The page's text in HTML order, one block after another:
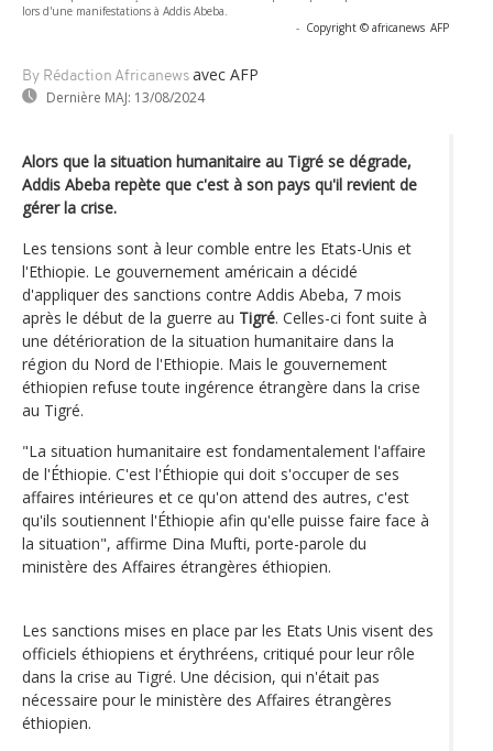
lors d'une manifestations à Addis Abeba.
- Copyright © africanews AFP
By Rédaction Africanews avec AFP
Dernière MAJ: 13/08/2024
Alors que la situation humanitaire au Tigré se dégrade,
Addis Abeba repète que c'est à son pays qu'il revient de
gérer la crise.
Les tensions sont à leur comble entre les Etats-Unis et
l'Ethiopie. Le gouvernement américain a décidé
d'appliquer des sanctions contre Addis Abeba, 7 mois
après le début de la guerre au Tigré. Celles-ci font suite à
une détérioration de la situation humanitaire dans la
région du Nord de l'Ethiopie. Mais le gouvernement
éthiopien refuse toute ingérence étrangère dans la crise
au Tigré.
"La situation humanitaire est fondamentalement l'affaire
de l'Éthiopie. C'est l'Éthiopie qui doit s'occuper de ses
affaires intérieures et ce qu'on attend des autres, c'est
qu'ils soutiennent l'Éthiopie afin qu'elle puisse faire face à
la situation", affirme Dina Mufti, porte-parole du
ministère des Affaires étrangères éthiopien.
Les sanctions mises en place par les Etats Unis visent des
officiels éthiopiens et érythréens, critiqué pour leur rôle
dans la crise au Tigré. Une décision, qui n'était pas
nécessaire pour le ministère des Affaires étrangères
éthiopien.